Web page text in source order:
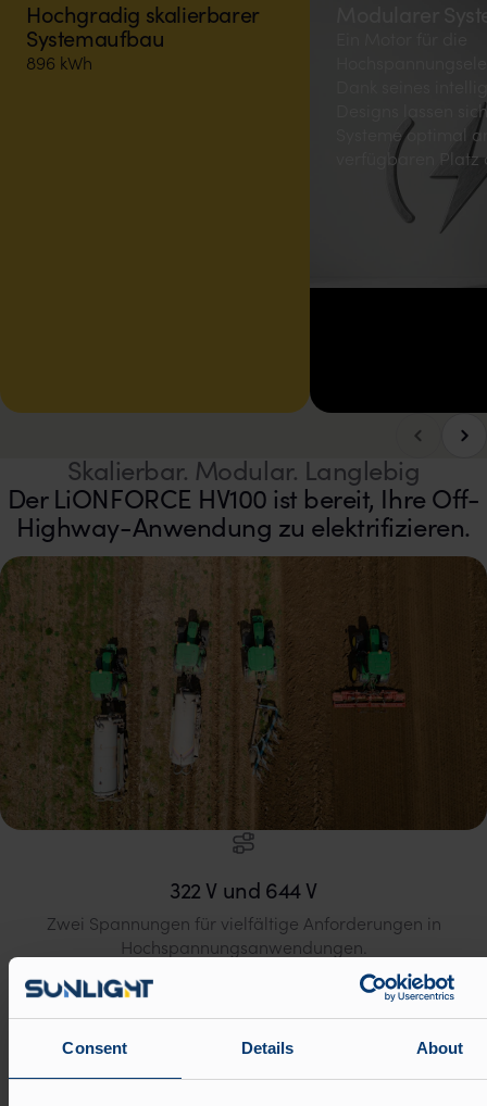
Consent Details About
Hochgradig skalierbarer
Systemaufbau
896 kWh
Designs lassen
Systeme optimal
verfügbaren Platz
Nach links blättern
Skalierbar. Modular. Langlebig
Der LiONFORCE HV100 ist bereit, Ihre Off-
Highway-Anwendung zu elektrifizieren.
322 V und 644 V
Zwei Spannungen für vielfältige Anforderungen in
Hochspannungsanwendungen.
IP6k9k